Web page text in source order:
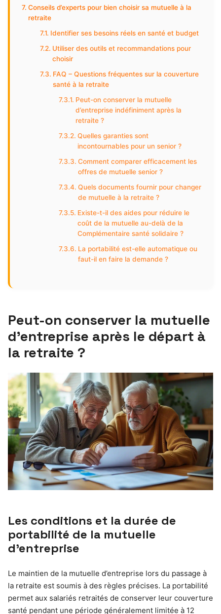
Conseils d’experts pour bien choisir sa mutuelle à la
retraite
Identifier ses besoins réels en santé et budget
Utiliser des outils et recommandations pour
choisir
FAQ – Questions fréquentes sur la couverture
santé à la retraite
Peut-on conserver la mutuelle
d’entreprise indéfiniment après la
retraite ?
Quelles garanties sont
incontournables pour un senior ?
Comment comparer efficacement les
offres de mutuelle senior ?
Quels documents fournir pour changer
de mutuelle à la retraite ?
Existe-t-il des aides pour réduire le
coût de la mutuelle au-delà de la
Complémentaire santé solidaire ?
La portabilité est-elle automatique ou
faut-il en faire la demande ?
Peut-on conserver la mutuelle
d’entreprise après le départ à
la retraite ?
Les conditions et la durée de
portabilité de la mutuelle
d’entreprise
Le maintien de la mutuelle d’entreprise lors du passage à
la retraite est soumis à des règles précises. La portabilité
permet aux salariés retraités de conserver leur couverture
santé pendant une période généralement limitée à 12